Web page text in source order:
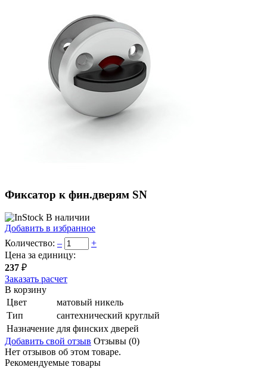
Фиксатор к фин.дверям SN
В наличии
Добавить в избранное
Количество: –
+
Цена за единицу:
237 ₽
Заказать расчет
В корзину
Цвет
матовый никель
Тип
сантехнический круглый
Назначение для финских дверей
Добавить свой отзыв Отзывы (0)
Нет отзывов об этом товаре.
Рекомендуемые товары